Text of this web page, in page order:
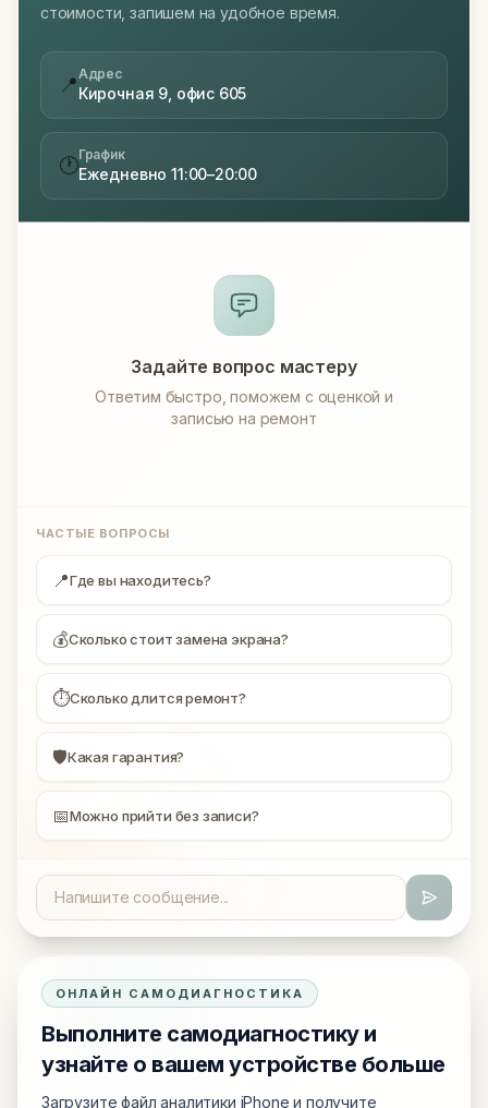
стоимости, запишем на удобное время.
📍Адрес
Кирочная 9, офис 605
🕐График
Ежедневно 11:00–20:00
Задайте вопрос мастеру
Ответим быстро, поможем с оценкой и
записью на ремонт
ЧАСТЫЕ ВОПРОСЫ
📍Где вы находитесь?
💰Сколько стоит замена экрана?
⏱Сколько длится ремонт?
🛡Какая гарантия?
📅Можно прийти без записи?
ОНЛАЙН САМОДИАГНОСТИКА
Выполните самодиагностику и
узнайте о вашем устройстве больше
Загрузите файл аналитики iPhone и получите